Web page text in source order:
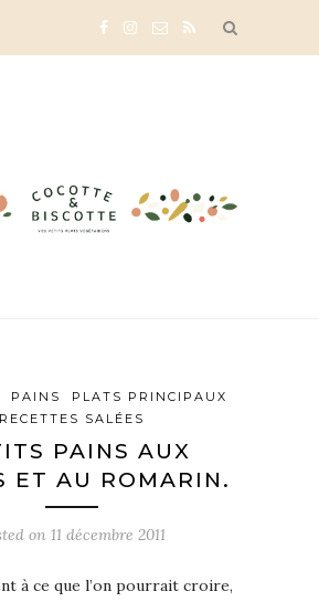
PAINS
PLATS PRINCIPAUX
RECETTES SALÉES
PAINS AUX
ET AU ROMARIN.
on 11 décembre 2011
à ce que l’on pourrait croire,